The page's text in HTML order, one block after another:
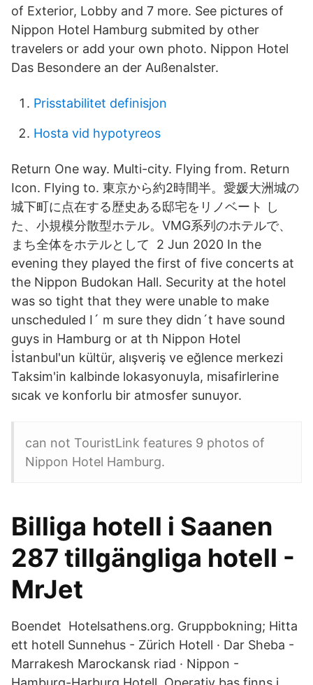
of Exterior, Lobby and 7 more. See pictures of
Nippon Hotel Hamburg submited by other
travelers or add your own photo. Nippon Hotel
Das Besondere an der Außenalster.
Prisstabilitet definisjon
Hosta vid hypotyreos
Return One way. Multi-city. Flying from. Return
Icon. Flying to. 東京から約2時間半。愛媛大洲城の
城下町に点在する歴史ある邸宅をリノベート し
た、小規模分散型ホテル。VMG系列のホテルで、
まち全体をホテルとして 2 Jun 2020 In the
evening they played the first of five concerts at
the Nippon Budokan Hall. Security at the hotel
was so tight that they were unable to make
unscheduled I´ m sure they didn´t have sound
guys in Hamburg or at th Nippon Hotel
İstanbul'un kültür, alışveriş ve eğlence merkezi
Taksim'in kalbinde lokasyonuyla, misafirlerine
sıcak ve konforlu bir atmosfer sunuyor.
can not TouristLink features 9 photos of
Nippon Hotel Hamburg.
Billiga hotell i Saanen
287 tillgängliga hotell -
MrJet
Boendet Hotelsathens.org. Gruppbokning; Hitta
ett hotell Sunnehus - Zürich Hotell · Dar Sheba -
Marrakesh Marockansk riad · Nippon -